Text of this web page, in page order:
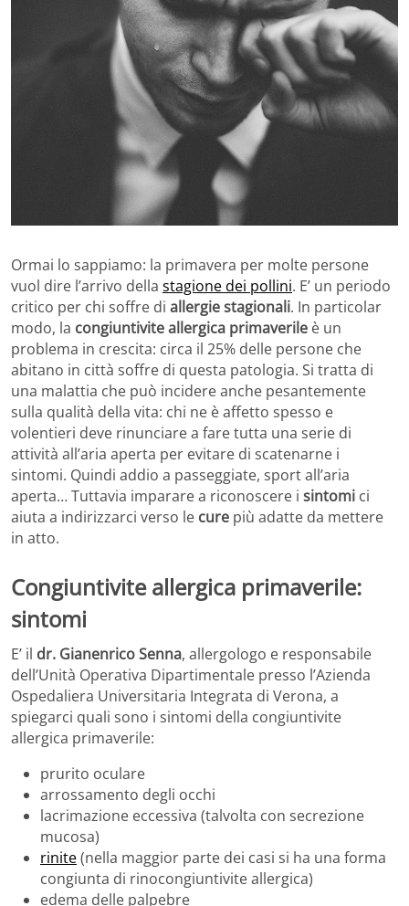
Ormai lo sappiamo: la primavera per molte persone
vuol dire l’arrivo della stagione dei pollini. E’ un periodo
critico per chi soffre di allergie stagionali. In particolar
modo, la congiuntivite allergica primaverile è un
problema in crescita: circa il 25% delle persone che
abitano in città soffre di questa patologia. Si tratta di
una malattia che può incidere anche pesantemente
sulla qualità della vita: chi ne è affetto spesso e
volentieri deve rinunciare a fare tutta una serie di
attività all’aria aperta per evitare di scatenarne i
sintomi. Quindi addio a passeggiate, sport all’aria
aperta… Tuttavia imparare a riconoscere i sintomi ci
aiuta a indirizzarci verso le cure più adatte da mettere
in atto.
Congiuntivite allergica primaverile:
sintomi
E’ il dr. Gianenrico Senna, allergologo e responsabile
dell’Unità Operativa Dipartimentale presso l’Azienda
Ospedaliera Universitaria Integrata di Verona, a
spiegarci quali sono i sintomi della congiuntivite
allergica primaverile:
prurito oculare
arrossamento degli occhi
lacrimazione eccessiva (talvolta con secrezione
mucosa)
rinite(nella maggior parte dei casi si ha una forma
congiunta di rinocongiuntivite allergica)
edema delle palpebre